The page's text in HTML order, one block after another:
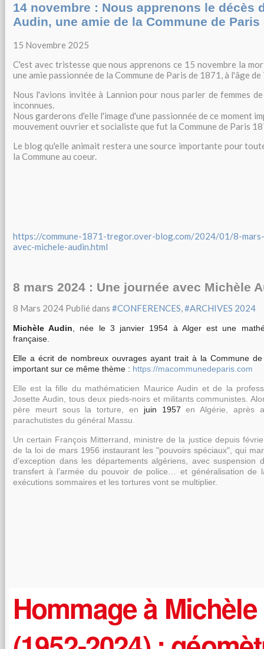
14 novembre : Nous apprenons le décès
Audin, une amie de la Commune de Paris
15 Novembre 2025
C'est avec tristesse que nous apprenons ce 15 novembre la
une amie passionnée de la Commune de Paris de 1871, à l'âge de
Nous l'avions invitée à Lannion pour nous parler de femmes
inconnues.
Nous garderons d'elle l'image d'une passionnée de ce moment
mouvement ouvrier et socialiste que fut la Commune de Paris
Le blog qu'elle animait restera une source importante pour
la Commune au coeur.
https://commune-1871-tregor.over-blog.com/2024/01/8-
avec-michele-audin.html
8 mars 2024 : Une journée avec Michèle
8 Mars 2024 Publié dans #CONFERENCES,#ARCHIVES 2024
Michèle Audin , née le 3 janvier 1954 à Alger est une
française.
Elle a écrit de nombreux ouvrages ayant trait à la Commune
important sur ce même thème : https://macommunedeparis.com
Elle est la fille du mathématicien Maurice Audin et de la
Josette Audin, tous deux pieds-noirs et militants communistes.
père meurt sous la torture , en juin 1957 en Algérie, après
parachutistes du général Massu.
Un certain François Mitterrand, ministre de la justice depuis
de la loi de mars 1956 instaurant les "pouvoirs spéciaux", qui
d’exception dans les départements algériens, avec suspension
transfert à l’armée du pouvoir de police… et généralisation de
exécutions sommaires et les tortures vont se multiplier.
https://assets.over-blog.com/t/classical/images/content.png
Hommage à